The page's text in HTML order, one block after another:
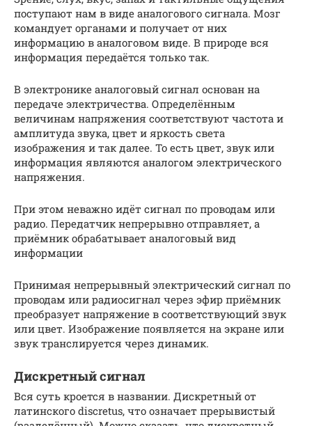
поступают нам в виде аналогового сигнала. Мозг
командует органами и получает от них
информацию в аналоговом виде. В природе вся
информация передаётся только так.
В электронике аналоговый сигнал основан на
передаче электричества. Определённым
величинам напряжения соответствуют частота и
амплитуда звука, цвет и яркость света
изображения и так далее. То есть цвет, звук или
информация являются аналогом электрического
напряжения.
При этом неважно идёт сигнал по проводам или
радио. Передатчик непрерывно отправляет, а
приёмник обрабатывает аналоговый вид
информации
Принимая непрерывный электрический сигнал по
проводам или радиосигнал через эфир приёмник
преобразует напряжение в соответствующий звук
или цвет. Изображение появляется на экране или
звук транслируется через динамик.
Дискретный сигнал
Вся суть кроется в названии. Дискретный от
латинского discretus, что означает прерывистый